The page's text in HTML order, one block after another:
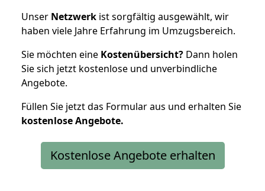
Unser Netzwerk ist sorgfältig ausgewählt, wir
haben viele Jahre Erfahrung im Umzugsbereich.
Sie möchten eine Kostenübersicht? Dann holen
Sie sich jetzt kostenlose und unverbindliche
Angebote.
Füllen Sie jetzt das Formular aus und erhalten Sie
kostenloseAngebote.
Kostenlose Angebote erhalten